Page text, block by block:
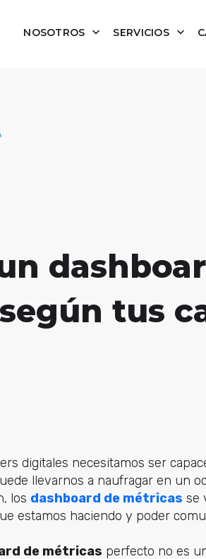
NOSOTROS SERVICIOS
tus
digitales necesitamos ser
llevarnos a naufragar en un
los dashboard de métricas se
estamos haciendo y poder
de métricas perfecto no es